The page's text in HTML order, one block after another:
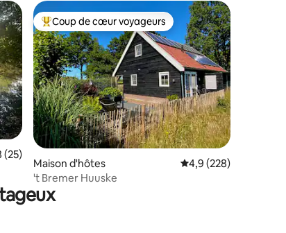
: 4,7 sur 5
moyenne sur la base de 25 commentaires : 4,8 sur 5
(25)
Coups de cœur voyageurs les plus appréciés
Coup de cœur voyageurs
Maison d'hôtes Évaluation moyenne
4,9 (228)
't Bremer Huuske